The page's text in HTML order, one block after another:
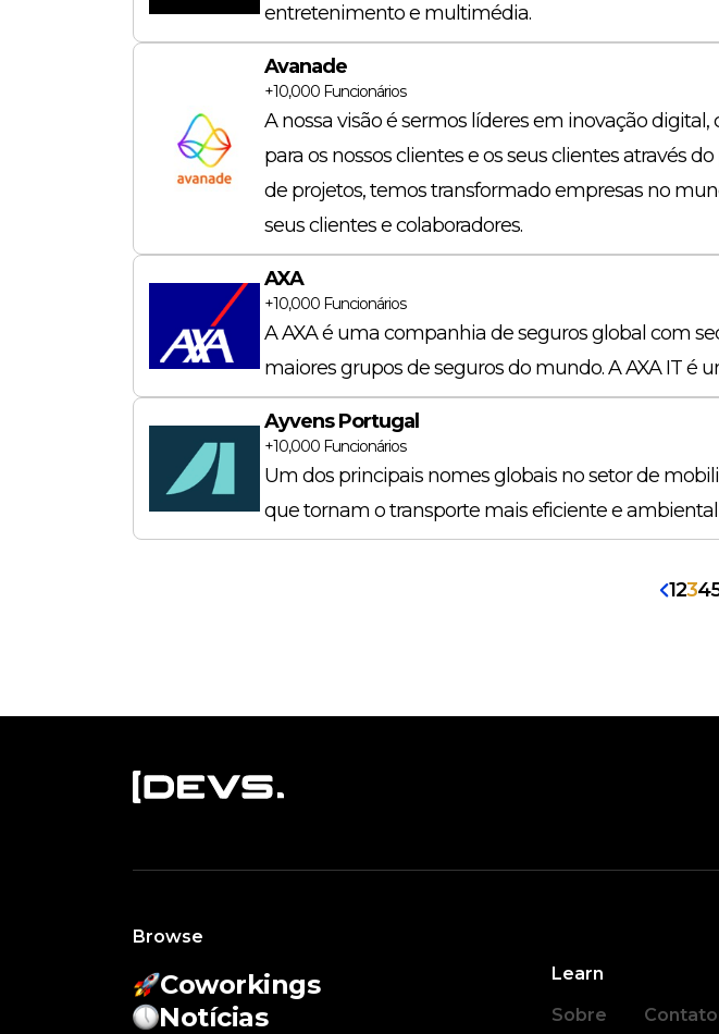
entretenimento e multimédia.
Avanade
+10,000 Funcionários
A nossa visão é sermos líderes em inovação
para os nossos clientes e os seus clientes através
de projetos, temos transformado empresas no
seus clientes e colaboradores.
AXA
+10,000 Funcionários
A AXA é uma companhia de seguros global com
maiores grupos de seguros do mundo. A AXA IT é
Ayvens Portugal
+10,000 Funcionários
Um dos principais nomes globais no setor de
que tornam o transporte mais eficiente e
1234
Browse
Coworkings
Notícias
Learn
Sobre
Contato